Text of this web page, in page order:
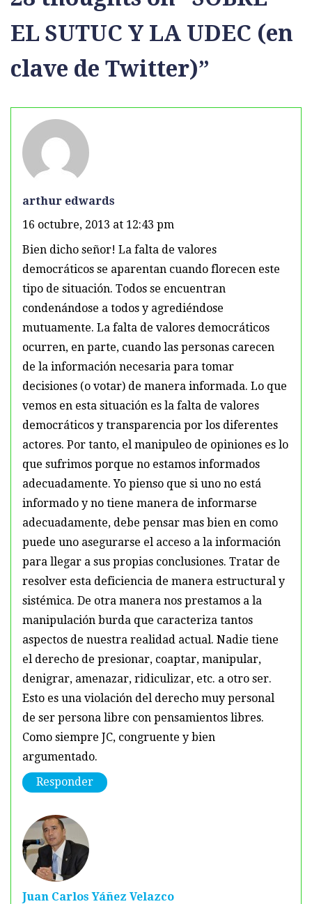
EL SUTUC Y LA UDEC (en
clave de Twitter)”
arthur edwards
16 octubre, 2013 at 12:43 pm
Bien dicho señor! La falta de valores
democráticos se aparentan cuando florecen este
tipo de situación. Todos se encuentran
condenándose a todos y agrediéndose
mutuamente. La falta de valores democráticos
ocurren, en parte, cuando las personas carecen
de la información necesaria para tomar
decisiones (o votar) de manera informada. Lo que
vemos en esta situación es la falta de valores
democráticos y transparencia por los diferentes
actores. Por tanto, el manipuleo de opiniones es lo
que sufrimos porque no estamos informados
adecuadamente. Yo pienso que si uno no está
informado y no tiene manera de informarse
adecuadamente, debe pensar mas bien en como
puede uno asegurarse el acceso a la información
para llegar a sus propias conclusiones. Tratar de
resolver esta deficiencia de manera estructural y
sistémica. De otra manera nos prestamos a la
manipulación burda que caracteriza tantos
aspectos de nuestra realidad actual. Nadie tiene
el derecho de presionar, coaptar, manipular,
denigrar, amenazar, ridiculizar, etc. a otro ser.
Esto es una violación del derecho muy personal
de ser persona libre con pensamientos libres.
Como siempre JC, congruente y bien
argumentado.
Responder
Juan Carlos Yáñez Velazco